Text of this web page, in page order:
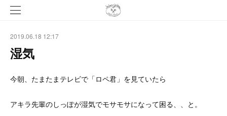
2019.06.18 12:17
湿気
今朝、たまたまテレビで「ロペ君」を見ていたら
アキラ先輩のしっぽが湿気でモサモサになって困る、、と。